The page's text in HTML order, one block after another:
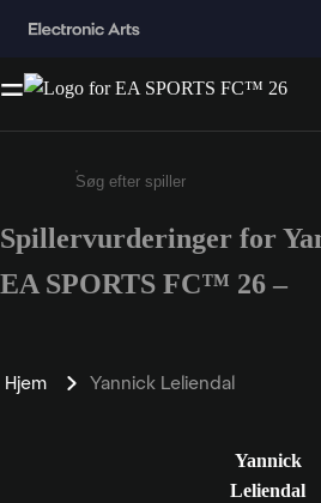
Enter a minimum of 3
Spillervurderinger for
EA SPORTS FC™ 26 –
Hjem Yannick Leliendal
Yannick
Leliendal